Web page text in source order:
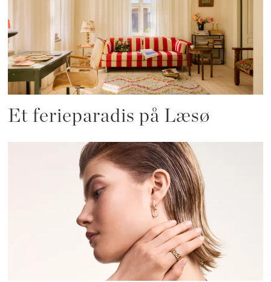
Et ferieparadis på Læsø